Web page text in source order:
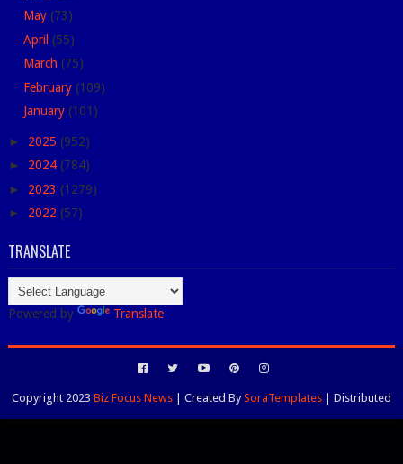
May (73)
April (55)
March (75)
February (109)
January (101)
► 2025 (952)
► 2024 (784)
► 2023 (1279)
► 2022 (57)
TRANSLATE
Powered by Translate
Copyright 2023 Biz Focus News| Created BySoraTemplates| Distributed